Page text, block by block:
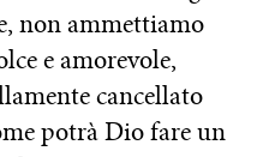
non ammettiamo
e amorevole,
cancellato
potrà Dio fare un